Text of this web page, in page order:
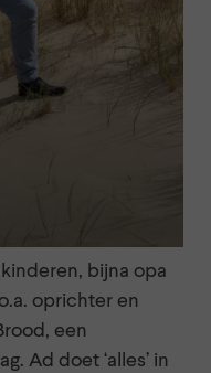
bijna opa
oprichter en
een
Ad doet ‘alles’ in